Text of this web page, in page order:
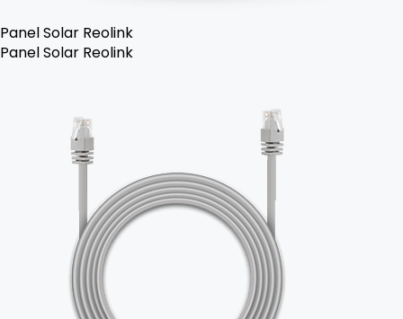
Panel Solar Reolink
Panel Solar Reolink